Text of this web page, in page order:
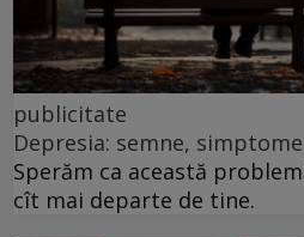
publicitate
Depresia: semne,
Sperăm ca această
cît mai departe de tine.